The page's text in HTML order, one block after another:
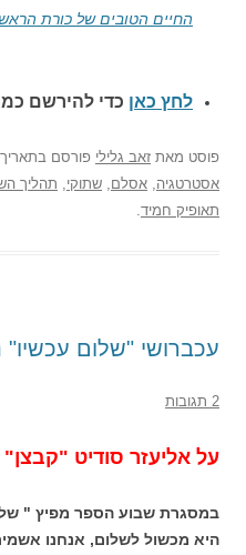
החיים הטובים של כורת הראשים
לחץ כאן כדי להירשם כמנוי
פוסטמאתזאב גליליפורסם בתאריך13 באפריל 2007
אסטרטגיה,אסלם,שתוקי,תהליך השלום
תאופיק חמיד.
עכברושי "שלום עכשיו"
על אליעזר סודיט "קבצן"
במסגרת שבוע הספר מפיץ " שלום
היא מכשול לשלום, אנחנו אשמים